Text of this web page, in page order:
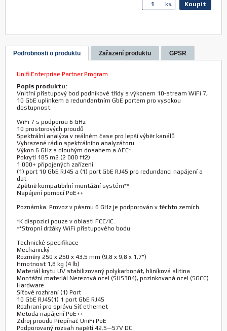
ks. Koupit
Podrobnosti o produktu Zařazení produktu GPSR
Unifi Enterprise Partner Program
Popis produktu:
Vnitřní přístupový bod podnikové třídy s výkonem 10-stream WiFi 7,
10 GbE uplinkem a redundantním GbE portem pro vysokou
dostupnost.
WiFi 7 s podporou 6 GHz
10 prostorových proudů
Spektrální analýza v reálném čase pro lepší výběr kanálů
Vyhrazené rádio spektrálního analyzátoru
Výkon 6 GHz s dlouhým dosahem a AFC*
Pokrytí 185 m2 (2 000 ft2)
1 000+ připojených zařízení
(1) port 10 GbE RJ45 a (1) port GbE RJ45 pro redundanci napájení a
dat
Zpětně kompatibilní montážní systém**
Napájení pomocí PoE++
Poznámka. Provoz v pásmu 6 GHz je podporován v těchto zemích.
*K dispozici pouze v oblasti FCC/IC.
**Stropní držáky WiFi přístupového bodu
Technické specifikace
Mechanický
Rozměry 250 x 250 x 43,5 mm (9,8 x 9,8 x 1,7")
Hmotnost 1,8 kg (4 lb)
Materiál krytu UV stabilizovaný polykarbonát, hliníková slitina
Montážní materiál Nerezová ocel (SUS304), pozinkovaná ocel (SGCC)
Hardware
Síťové rozhraní (1) Port
10 GbE RJ45(1) 1 port GbE RJ45
Rozhraní pro správu Síť ethernet
Metoda napájení PoE++
Zdroj proudu Přepínač UniFi PoE
Podporovaný rozsah napětí 42.5—57V DC